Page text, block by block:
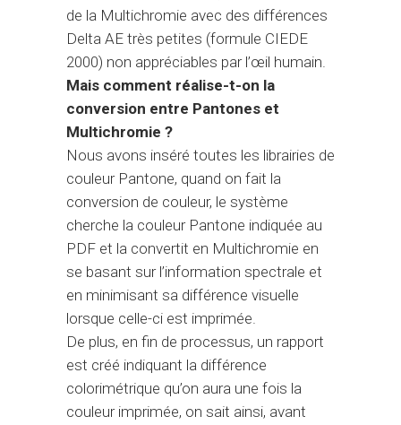
de la Multichromie avec des différences
Delta AE très petites (formule CIEDE
2000) non appréciables par l’œil humain.
Mais comment réalise-t-on la
conversion entre Pantones et
Multichromie ?
Nous avons inséré toutes les librairies de
couleur Pantone, quand on fait la
conversion de couleur, le système
cherche la couleur Pantone indiquée au
PDF et la convertit en Multichromie en
se basant sur l’information spectrale et
en minimisant sa différence visuelle
lorsque celle-ci est imprimée.
De plus, en fin de processus, un rapport
est créé indiquant la différence
colorimétrique qu’on aura une fois la
couleur imprimée, on sait ainsi, avant